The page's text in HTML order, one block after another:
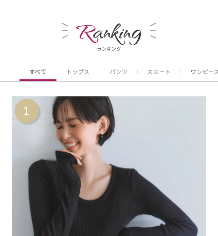
Ranking
ランキング
すべて トップス パンツ スカート ワンピー